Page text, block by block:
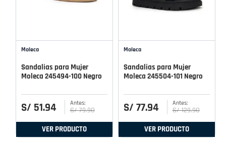
Moleca
Sandalias para Mujer
Moleca 245494-100 Negro
S/ 51.94 S/ 79.90
VER PRODUCTO
Moleca
Sandalias para Mujer
Moleca 245504-101 Negro
S/ 77.94 S/ 129.90
VER PRODUCTO